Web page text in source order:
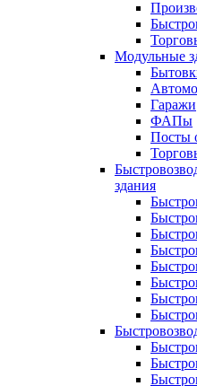
Модульные
Гаражи
ФАПы
Посты
здания